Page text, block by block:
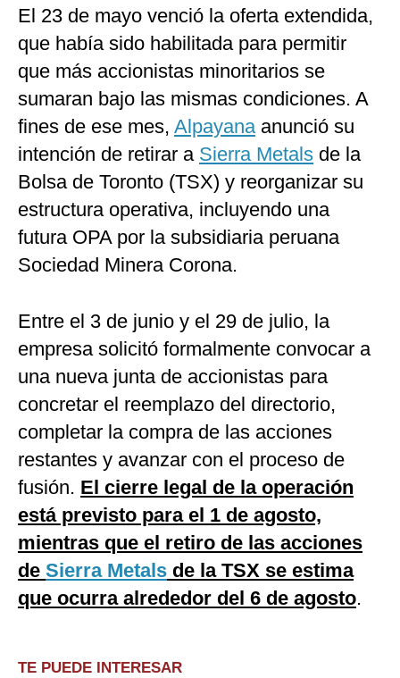
El 23 de mayo venció la oferta extendida,
que había sido habilitada para permitir
que más accionistas minoritarios se
sumaran bajo las mismas condiciones. A
fines de ese mes, Alpayanaanunció su
intención de retirar a Sierra Metals de la
Bolsa de Toronto (TSX) y reorganizar su
estructura operativa, incluyendo una
futura OPA por la subsidiaria peruana
Sociedad Minera Corona.
Entre el 3 de junio y el 29 de julio, la
empresa solicitó formalmente convocar a
una nueva junta de accionistas para
concretar el reemplazo del directorio,
completar la compra de las acciones
restantes y avanzar con el proceso de
fusión. El cierre legal de la operación
está previsto para el 1 de agosto,
mientras que el retiro de las acciones
de Sierra Metals de la TSX se estima
que ocurra alrededor del 6 de agosto.
TE PUEDE INTERESAR